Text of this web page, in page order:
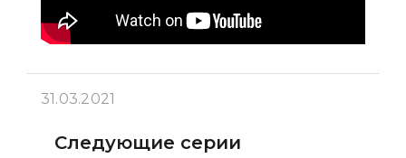
31.03.2021
Следующие серии